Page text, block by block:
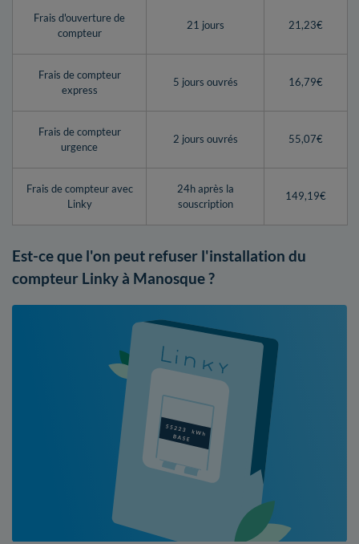
Frais d'ouverture de
compteur
21 jours 21,23€
Frais de compteur
express
5 jours ouvrés 16,79€
Frais de compteur
urgence
2 jours ouvrés 55,07€
Frais de compteur avec
Linky
24h après la
souscription
149,19€
Est-ce que l'on peut refuser l'installation du
compteur Linky à Manosque ?